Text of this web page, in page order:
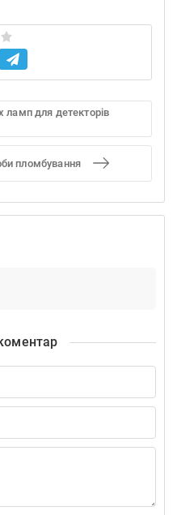
ламп для детекторів
пломбування